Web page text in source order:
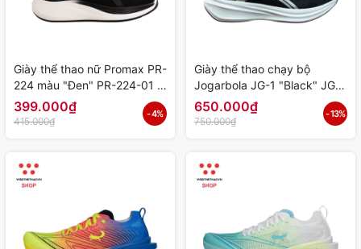
Giày thể thao nữ Promax PR-
224 màu "Đen" PR-224-01 -
Hàng Chính Hãng
399.000₫
415.000₫
- 4%
Giày thể thao chạy bộ
Jogarbola JG-1 "Black" JG-
1-05 - Hàng Chính Hãng
650.000₫
750.000₫
- 13%